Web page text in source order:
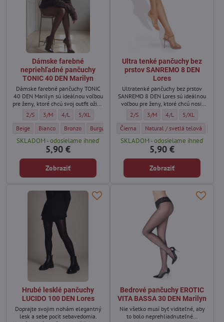
Dámske farebné
nepriehľadné pančuchy
TONIC 40 DEN Marilyn
Dámske farebné pančuchy TONIC
40 DEN Marilyn sú ideálnou voľbou
pre ženy, ktoré chcú svoj outfit oživiť
Dámske farebné nepriehľadné pančuchy TONIC 40 DEN Marilyn - Veľkosť:
2/S Dámske farebné nepriehľadné pančuchy TONIC 40 DEN Marilyn -
3/M Dámske farebné nepriehľadné pančuchy TONIC 40 DEN Marilyn
4/L Dámske farebné nepriehľadné pančuchy TONIC 40 DEN
5/XL
Dámske farebné nepriehľadné pančuchy TONIC 40 DEN Marilyn - Farba:
Beige Dámske farebné nepriehľadné pančuchy TONIC 40 DEN Marilyn - Farba:
Bianco Dámske farebné nepriehľadné pančuchy TONIC 40 DEN
Bronzo Dámske farebné nepriehľadné pančuchy TONIC 40
Burgund Dámske farebné nepriehľadné pančuchy
Cream Dámske farebné nepriehľadné
Čierna Dámske farebné
Chocolatte
SKLADOM - odosielame ihneď
5,90 €
Zobraziť
Ultra tenké pančuchy bez
prstov SANREMO 8 DEN
Lores
Ultratenké pančuchy bez prstov
SANREMO 8 DEN Lores sú ideálnou
voľbou pre ženy, ktoré chcú nosiť
otvoreným topánkam.
Ultra tenké pančuchy bez prstov
2/S Ultra tenké pančuchy bez
3/M Ultra tenké pančuchy
4/L Ultra tenké
5/XL
Ultra tenké pančuchy bez prstov
Čierna Ultra tenké pančuchy bez
Natural / svetlá telová
SKLADOM - odosielame ihneď
5,90 €
Zobraziť
Hrubé lesklé pančuchy
LUCIDO 100 DEN Lores
Doprajte svojim nohám elegantný
lesk a sebe pocit sebavedomia.
Bedrové pančuchy EROTIC
VITA BASSA 30 DEN Marilyn
Nie všetko musí byť viditeľné, aby
to bolo neprehliadnuteľné…